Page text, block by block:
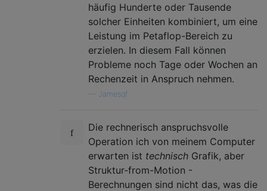
häufig Hunderte oder Tausende
solcher Einheiten kombiniert, um eine
Leistung im Petaflop-Bereich zu
erzielen. In diesem Fall können
Probleme noch Tage oder Wochen an
Rechenzeit in Anspruch nehmen.
Jamesqf
Die rechnerisch anspruchsvolle
Operation ich von meinem Computer
erwarten ist technisch Grafik, aber
Struktur-from-Motion -
Berechnungen sind nicht das, was die